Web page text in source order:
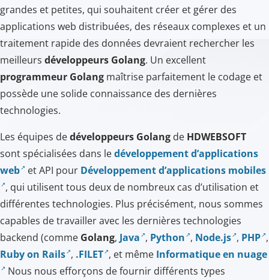
grandes et petites, qui souhaitent créer et gérer des
applications web distribuées, des réseaux complexes et un
traitement rapide des données devraient rechercher les
meilleurs développeurs Golang. Un excellent
programmeur Golang maîtrise parfaitement le codage et
possède une solide connaissance des dernières
technologies.
Les équipes dedéveloppeurs Golang de HDWEBSOFT
sont spécialisées dans ledéveloppement d’applications
web
et API pour Développement d’applications mobiles
, qui utilisent tous deux de nombreux cas d’utilisation et
différentes technologies. Plus précisément, nous sommes
capables de travailler avec les dernières technologies
backend (comme Golang, Java , Python , Node.js , PHP ,
Ruby on Rails , .FILET , et même Informatique en nuage
Nous nous efforçons de fournir différents types